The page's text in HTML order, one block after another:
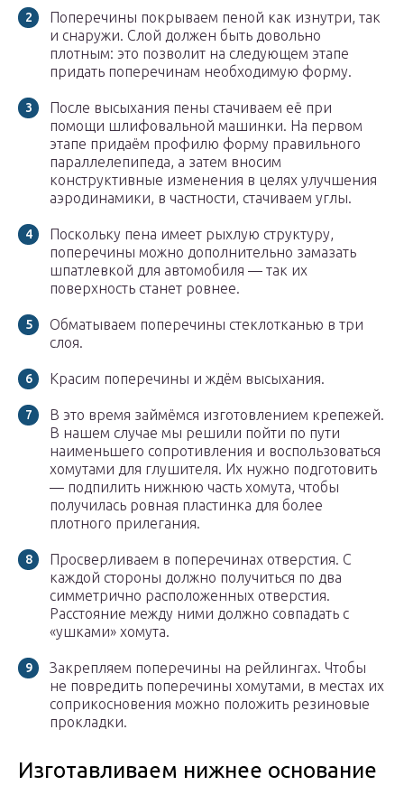
Поперечины покрываем пеной как изнутри, так
и снаружи. Слой должен быть довольно
плотным: это позволит на следующем этапе
придать поперечинам необходимую форму.
После высыхания пены стачиваем её при
помощи шлифовальной машинки. На первом
этапе придаём профилю форму правильного
параллелепипеда, а затем вносим
конструктивные изменения в целях улучшения
аэродинамики, в частности, стачиваем углы.
Поскольку пена имеет рыхлую структуру,
поперечины можно дополнительно замазать
шпатлевкой для автомобиля — так их
поверхность станет ровнее.
Обматываем поперечины стеклотканью в три
слоя.
Красим поперечины и ждём высыхания.
В это время займёмся изготовлением крепежей.
В нашем случае мы решили пойти по пути
наименьшего сопротивления и воспользоваться
хомутами для глушителя. Их нужно подготовить
— подпилить нижнюю часть хомута, чтобы
получилась ровная пластинка для более
плотного прилегания.
Просверливаем в поперечинах отверстия. С
каждой стороны должно получиться по два
симметрично расположенных отверстия.
Расстояние между ними должно совпадать с
«ушками» хомута.
Закрепляем поперечины на рейлингах. Чтобы
не повредить поперечины хомутами, в местах их
соприкосновения можно положить резиновые
прокладки.
Изготавливаем нижнее основание